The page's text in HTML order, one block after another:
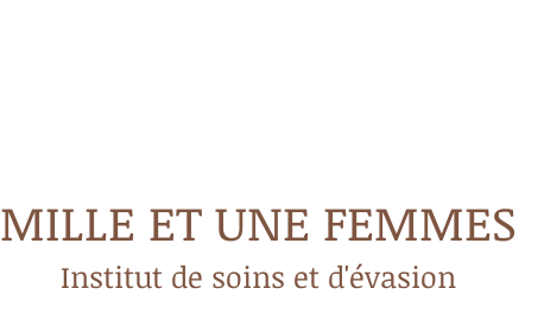
MILLE ET UNE FEMMES
Institut de soins et d'évasion